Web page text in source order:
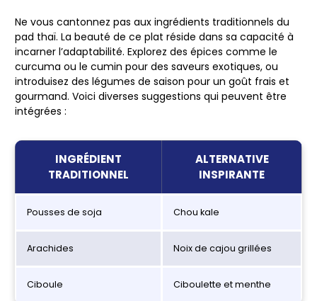
Ne vous cantonnez pas aux ingrédients traditionnels du
pad thaï. La beauté de ce plat réside dans sa capacité à
incarner l’adaptabilité. Explorez des épices comme le
curcuma ou le cumin pour des saveurs exotiques, ou
introduisez des légumes de saison pour un goût frais et
gourmand. Voici diverses suggestions qui peuvent être
intégrées :
INGRÉDIENT
TRADITIONNEL
ALTERNATIVE
INSPIRANTE
Pousses de soja Chou kale
Arachides Noix de cajou grillées
Ciboule Ciboulette et menthe